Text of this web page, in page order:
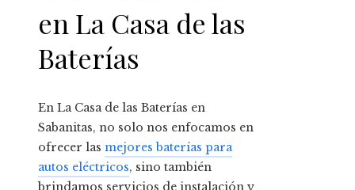
en La Casa de las
Baterías
En La Casa de las Baterías en
Sabanitas, no solo nos enfocamos en
ofrecer las mejores baterías para
autos eléctricos, sino también
brindamos servicios de instalación y